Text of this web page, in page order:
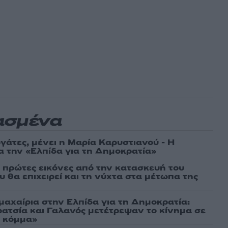
μένει η Μαρία Καρυστιανού - Η
την «Ελπίδα για τη Δημοκρατία»
εικόνες από την κατασκευή του
επιχειρεί και τη νύχτα στα μέτωπα της
στην Ελπίδα για τη Δημοκρατία:
και Γαλανός μετέτρεψαν το κίνημα σε
κόμμα»